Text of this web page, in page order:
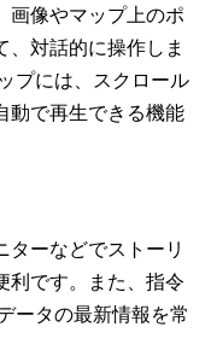
画像やマップ上のポ
、対話的に操作しま
プには、スクロール
動で再生できる機能
ターなどでストーリ
利です。また、指令
ータの最新情報を常